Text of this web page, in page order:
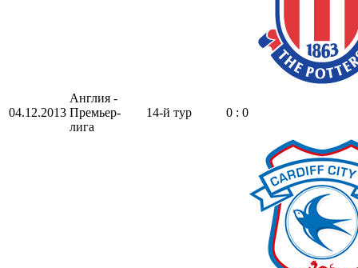
04.12.2013
Англия -
Премьер-
лига
14-й тур 0 : 0